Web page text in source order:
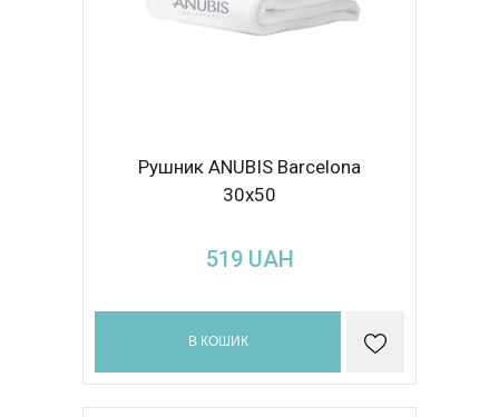
Рушник ANUBIS Barcelona
30x50
519 UAH
В КОШИК